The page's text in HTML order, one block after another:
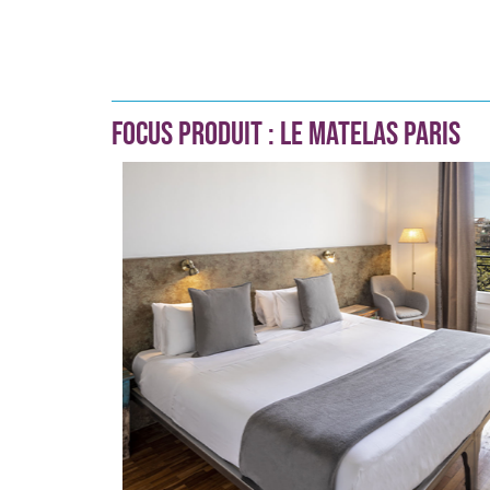
FOCUS PRODUIT : LE MATELAS PARIS